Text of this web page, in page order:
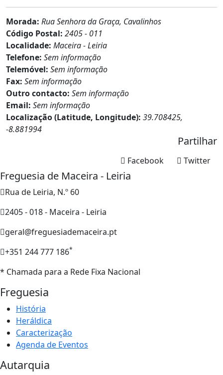
Morada: Rua Senhora da Graça, Cavalinhos
Código Postal: 2405 - 011
Localidade: Maceira - Leiria
Telefone: Sem informação
Telemóvel: Sem informação
Fax: Sem informação
Outro contacto: Sem informação
Email: Sem informação
Localização (Latitude, Longitude): 39.708425,
-8.881994
Partilhar
Twitter
Facebook
Freguesia de Maceira - Leiria
Rua de Leiria, N.º 60
2405 - 018 - Maceira - Leiria
geral@freguesiademaceira.pt
+351 244 777 186*
* Chamada para a Rede Fixa Nacional
Freguesia
História
Heráldica
Caracterização
Agenda de Eventos
Autarquia